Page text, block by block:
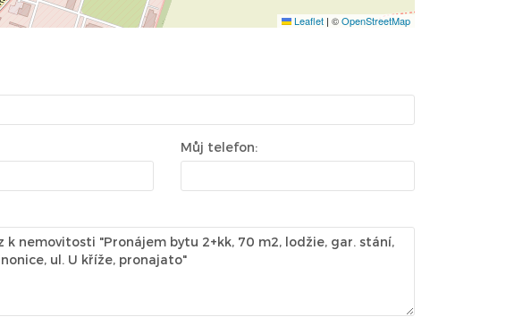
Leaflet | ©OpenStreetMap
Můj telefon: